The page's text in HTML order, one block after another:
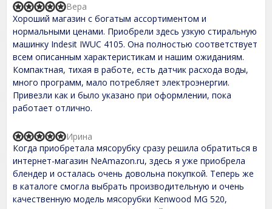
R
a
t
d
5
,
0
o
u
t
5
Хороший магазин с богатым ассортиментом и
нормальными ценами. Приобрели здесь узкую стиральную
машинку Indesit IWUC 4105. Она полностью соответствует
всем описанным характеристикам и нашим ожиданиям.
Компактная, тихая в работе, есть датчик расхода воды,
много программ, мало потребляет электроэнергии.
Привезли как и было указано при оформлении, пока
работает отлично.
Вера
R
a
t
e
d
5
,
Когда приобретала мясорубку сразу решила обратиться в
интернет-магазин NeAmazon.ru, здесь я уже приобрела
блендер и осталась очень довольна покупкой. Теперь же
в каталоге смогла выбрать производительную и очень
качественную модель мясорубки Kenwood MG 520,
Ирина